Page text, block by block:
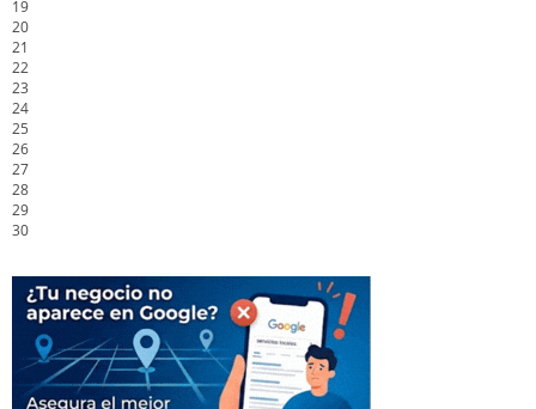
19
20
21
22
23
24
25
26
27
28
29
30